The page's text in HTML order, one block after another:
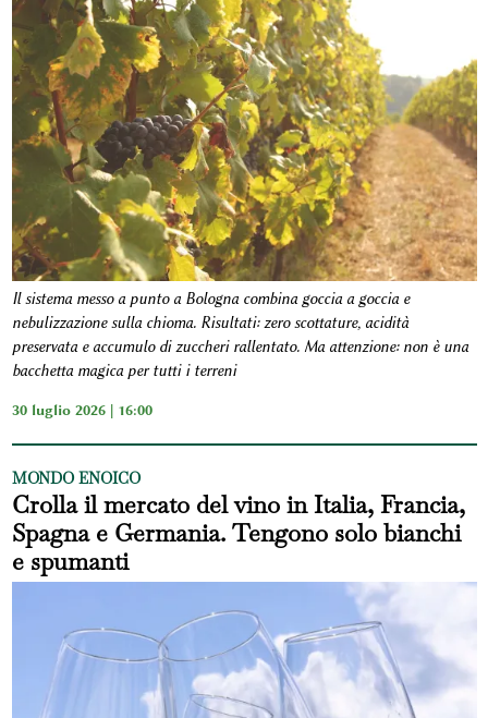
Il sistema messo a punto a Bologna combina goccia a goccia e
nebulizzazione sulla chioma. Risultati: zero scottature, acidità
preservata e accumulo di zuccheri rallentato. Ma attenzione: non è una
bacchetta magica per tutti i terreni
30 luglio 2026 | 16:00
MONDO ENOICO
Crolla il mercato del vino in Italia, Francia,
Spagna e Germania. Tengono solo bianchi
e spumanti